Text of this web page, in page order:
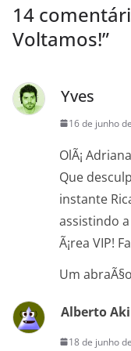
14
Voltamos!”
Yves
16 de junho
OlÃ¡
Que
instante
assistindo
Ã¡rea VIP!
Um
Alberto
18 de junho